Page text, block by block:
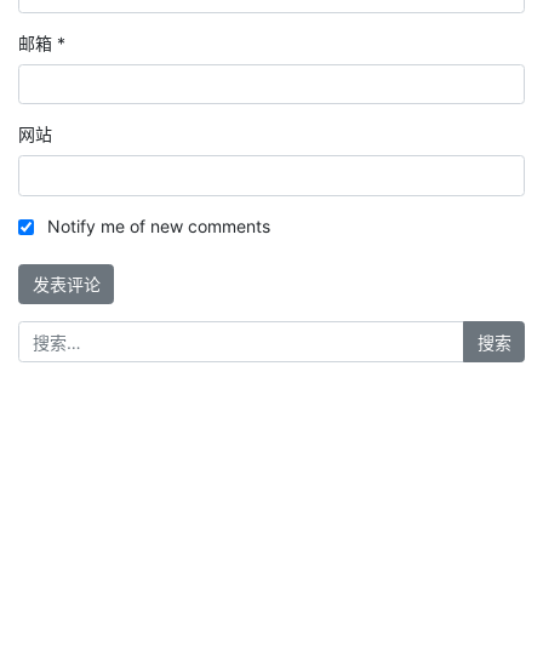
邮箱 *
网站
Notify me of new comments